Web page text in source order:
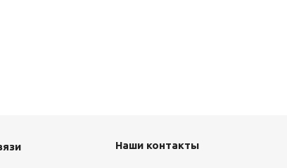
Наши контакты